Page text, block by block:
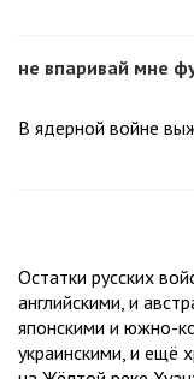
не впаривай мне
В ядерной войне
Остатки русских
английскими, и
японскими и южно-
украинскими, и ещё